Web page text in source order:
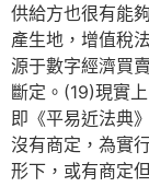
供給方也很有能
產生地，增值稅
源于數字經濟買
斷定。(19)現實
即《平易近法典
沒有商定，為實
形下，或有商定